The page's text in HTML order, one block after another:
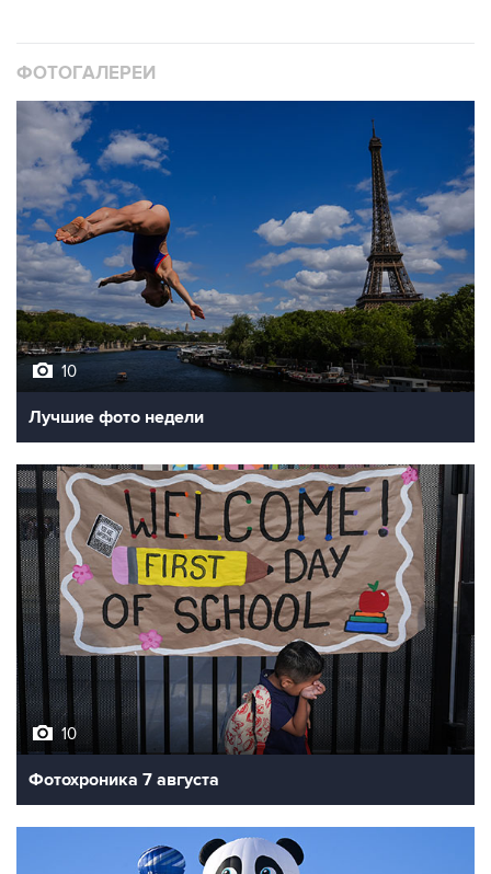
ФОТОГАЛЕРЕИ
10
Лучшие фото недели
10
Фотохроника 7 августа